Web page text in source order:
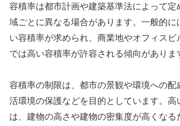
容積率は都市計画や建築基準法によって定
域ごとに異なる場合があります。一般的に
い容積率が求められ、商業地やオフィスビ
では高い容積率が許容される傾向がありま
容積率の制限は、都市の景観や環境への配
活環境の保護などを目的としています。高
は、建物の高さや建物の密集度が高くなる